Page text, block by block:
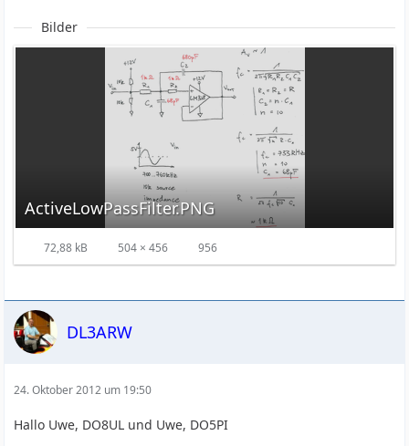
Bilder
ActiveLowPassFilter.PNG
72,88 kB 504 × 456 956
DL3ARW
24. Oktober 2012 um 19:50
Hallo Uwe, DO8UL und Uwe, DO5PI